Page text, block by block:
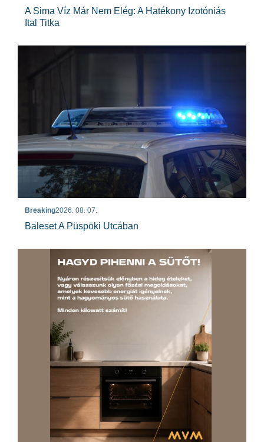
A Sima Víz Már Nem Elég: A Hatékony Izotóniás
Ital Titka
Breaking2026. 08. 07.
Baleset A Püspöki Utcában